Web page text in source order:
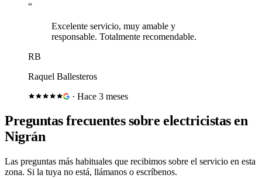
“
Excelente servicio, muy amable y
responsable. Totalmente recomendable.
RB
Raquel Ballesteros
· Hace 3 meses
Preguntas frecuentes sobreelectricistas en
Nigrán
Las preguntas más habituales que recibimos sobre el servicio en esta
zona. Si la tuya no está, llámanos o escríbenos.